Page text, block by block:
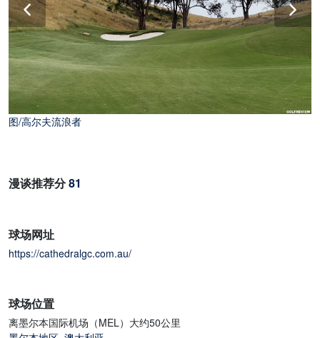
图/高尔夫流浪者
图/高尔夫流浪者
漫谈推荐分81
球场网址
https://cathedralgc.com.au/
球场位置
离墨尔本国际机场（MEL）大约50公里